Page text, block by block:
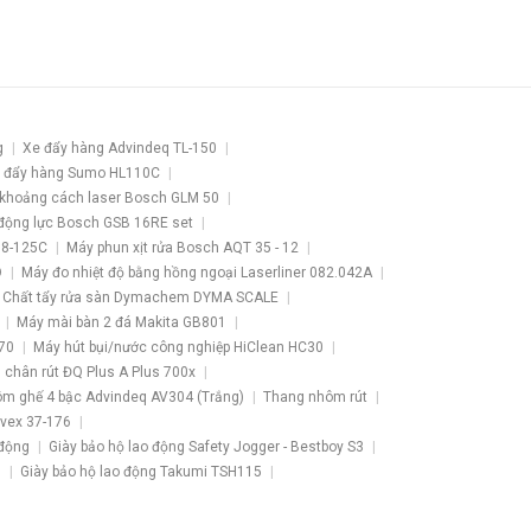
Xe đẩy hàng Advindeq TL-150
đẩy hàng Sumo HL110C
cách laser Bosch GLM 50
lực Bosch GSB 16RE set
125C
Máy phun xịt rửa Bosch AQT 35 - 12
Máy đo nhiệt độ bằng hồng ngoại Laserliner 082.042A
Chất tẩy rửa sàn Dymachem DYMA SCALE
Máy mài bàn 2 đá Makita GB801
Máy hút bụi/nước công nghiệp HiClean HC30
chân rút ĐQ Plus A Plus 700x
ghế 4 bậc Advindeq AV304 (Trắng)
Thang nhôm rút
37-176
Giày bảo hộ lao động Safety Jogger - Bestboy S3
Giày bảo hộ lao động Takumi TSH115